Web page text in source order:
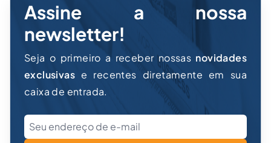
Assine a nossa
newsletter!
Seja o primeiro a receber nossas novidades
exclusivas e recentes diretamente em sua
caixa de entrada.